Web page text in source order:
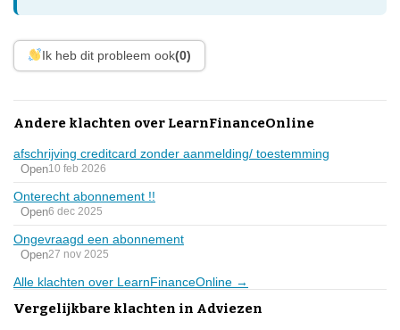
Ik heb dit probleem ook(0)
Andere klachten over LearnFinanceOnline
afschrijving creditcard zonder aanmelding/ toestemming
Open10 feb 2026
Onterecht abonnement !!
Open6 dec 2025
Ongevraagd een abonnement
Open27 nov 2025
Alle klachten over LearnFinanceOnline →
Vergelijkbare klachten in Adviezen